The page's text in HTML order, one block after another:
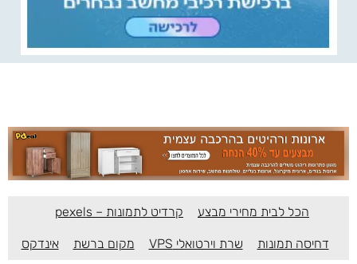
הכל לבית מחירי מבצע קרדיט לתמונות – pexels
דחיסה תמונות שרת וירטואלי VPS מקום ברשת אינדקס